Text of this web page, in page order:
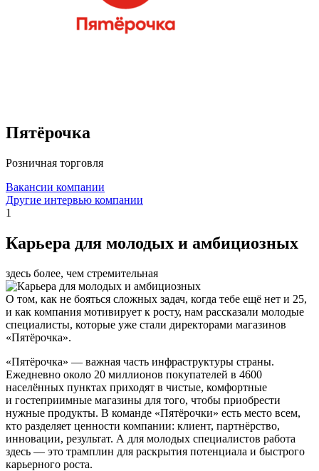
Пятёрочка
Розничная торговля
Вакансии компании
Другие интервью компании
1
Карьера для молодых и амбициозных
здесь более, чем стремительная
О том, как не бояться сложных задач, когда тебе ещё нет и 25,
и как компания мотивирует к росту, нам рассказали молодые
специалисты, которые уже стали директорами магазинов
«Пятёрочка».
«Пятёрочка» — важная часть инфраструктуры страны.
Ежедневно около 20 миллионов покупателей в 4600
населённых пунктах приходят в чистые, комфортные
и гостеприимные магазины для того, чтобы приобрести
нужные продукты. В команде «Пятёрочки» есть место всем,
кто разделяет ценности компании: клиент, партнёрство,
инновации, результат. А для молодых специалистов работа
здесь — это трамплин для раскрытия потенциала и быстрого
карьерного роста.